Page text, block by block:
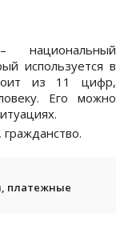
используется в
из 11 цифр,
Его можно
платежные